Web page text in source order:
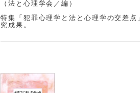
（法と心理学会／編）
特集「犯罪心理学と法と心理学の交差
究成果。